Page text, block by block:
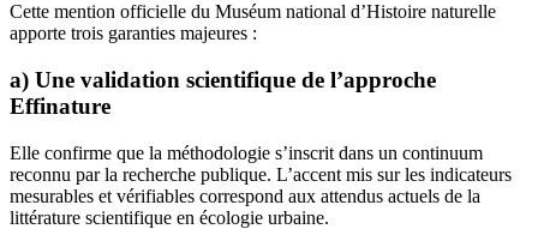
Cette mention officielle du Muséum national d’Histoire naturelle
apporte trois garanties majeures :
a) Une validation scientifique de l’approche
Effinature
Elle confirme que la méthodologie s’inscrit dans un continuum
reconnu par la recherche publique. L’accent mis sur les indicateurs
mesurables et vérifiables correspond aux attendus actuels de la
littérature scientifique en écologie urbaine.